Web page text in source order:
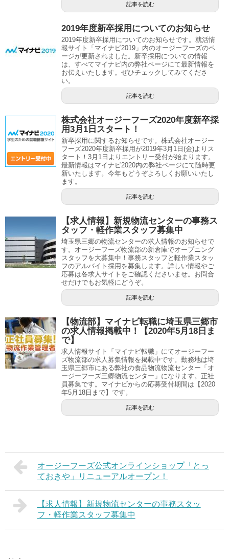
記事を読む
2019年度新卒採用についてのお知らせ
2019年度新卒採用についてのお知らせです。就活情
報サイト「マイナビ2019」内のオージーフーズのペ
ージが更新されました。新卒採用についての情報
は、すべてマイナビ内の弊社ページにて最新情報を
お伝えいたします。ぜひチェックしてみてくださ
い。
記事を読む
株式会社オージーフーズ2020年度新卒採
用3月1日スタート！
新卒採用に関するお知らせです。株式会社オージー
フーズ2020年度新卒採用が2019年3月1日(金)よりス
タート！3月1日よりエントリー受付が始まります。
最新情報はマイナビ2020内の弊社ページにて随時更
新いたします。今年もどうぞよろしくお願いいたし
ます。
記事を読む
【求人情報】新規物流センターの事務ス
タッフ・軽作業スタッフ募集中
埼玉県三郷の物流センターの求人情報のお知らせで
す。オージーフーズ物流部の新倉庫でオープニング
スタッフを大募集中！事務スタッフと軽作業スタッ
フのアルバイト採用を募集します。詳しい情報やご
応募は各求人サイトをご確認くださいませ。お問合
せだけでもお気軽にどうぞ。
記事を読む
【物流部】マイナビ転職に埼玉県三郷市
の求人情報掲載中！【2020年5月18日ま
で】
求人情報サイト「マイナビ転職」にてオージーフー
ズ物流部の求人募集情報を掲載中です。勤務地は埼
玉県三郷市にある弊社の食品物流物流センター「オ
ージーフーズ三郷物流センター」になります。正社
員募集です。マイナビからの応募受付期間は【2020
年5月18日まで】です。
記事を読む
オージーフーズ公式オンラインショップ「とっ
ておきや」リニューアルオープン！
【求人情報】新規物流センターの事務スタッ
フ・軽作業スタッフ募集中